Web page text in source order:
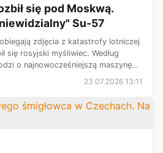
się pod Moskwą.
Su-57
zdjęcia z katastrofy lotniczej
się rosyjski myśliwiec. Według
o najnowocześniejszą maszynę
23.07.2026 13:11